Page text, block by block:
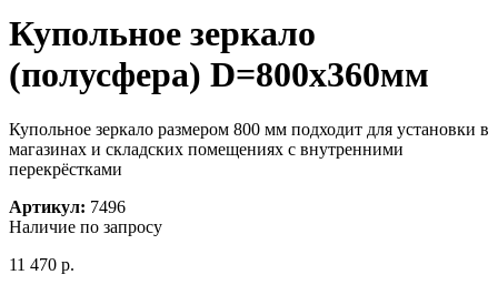
Купольное зеркало
(полусфера) D=800х360мм
Купольное зеркало размером 800 мм подходит для установки в
магазинах и складских помещениях с внутренними
перекрёстками
Артикул: 7496
Наличие по запросу
11 470 р.